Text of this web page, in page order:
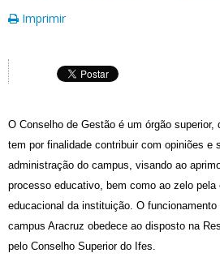
Imprimir
O Conselho de Gestão é um órgão
tem por finalidade contribuir com opiniões e
administração do campus, visando ao
processo educativo, bem como ao zelo
educacional da instituição. O
campus Aracruz obedece ao disposto na
pelo Conselho Superior do Ifes.